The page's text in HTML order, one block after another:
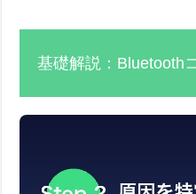
基礎解説：Bluetooth